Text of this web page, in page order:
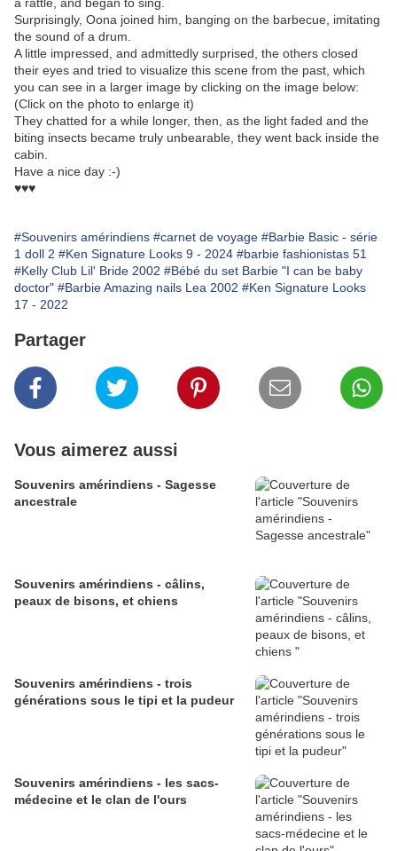
Surprisingly, Oona joined him, banging on the barbecue, imitating
the sound of a drum.
A little impressed, and admittedly surprised, the others closed
their eyes and tried to visualize this scene from the past, which
you can see in a larger image by clicking on the image below:
(Click on the photo to enlarge it)
They chatted for a while longer, then, as the light faded and the
biting insects became truly unbearable, they went back inside the
cabin.
Have a nice day :-)
♥♥♥
#Souvenirs amérindiens #carnet de voyage #Barbie Basic - série
1 doll 2 #Ken Signature Looks 9 - 2024 #barbie fashionistas 51
#Kelly Club Lil' Bride 2002 #Bébé du set Barbie "I can be baby
doctor" #Barbie Amazing nails Lea 2002 #Ken Signature Looks
17 - 2022
Partager
Vous aimerez aussi
Souvenirs amérindiens - Sagesse
ancestrale
Souvenirs amérindiens - câlins,
peaux de bisons, et chiens
Souvenirs amérindiens - trois
générations sous le tipi et la pudeur
Souvenirs amérindiens - les sacs-
médecine et le clan de l'ours